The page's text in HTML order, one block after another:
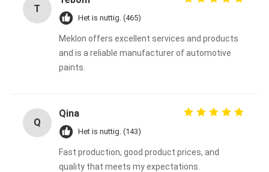
T
Het is nuttig. (465)
Meklon offers excellent services and products
and is a reliable manufacturer of automotive
paints.
Q
Qina
Het is nuttig. (143)
Fast production, good product prices, and
quality that meets my expectations.